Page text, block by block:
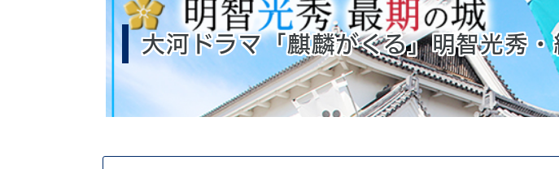
大河ドラマ「麒麟がくる」明智光秀